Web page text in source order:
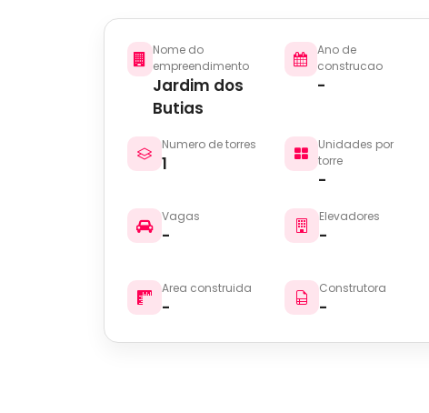
Nome do
empreendimento
Jardim dos
Butias
Ano de
construcao
-
Numero de torres
1
Unidades por
torre
-
Vagas
-
Elevadores
-
Area construida
-
Construtora
-